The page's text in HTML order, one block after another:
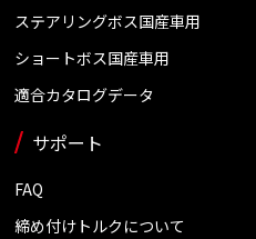
ステアリングボス国産車用
ショートボス国産車用
適合カタログデータ
サポート
FAQ
締め付けトルクについて